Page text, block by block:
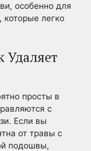
особенно для
легко
Удаляет
просты в
с
Если вы
от травы с
подошвы,